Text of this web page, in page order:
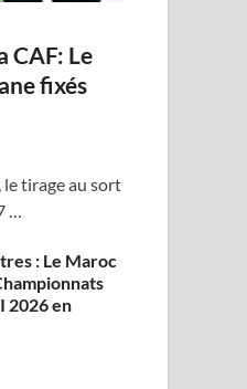
CAF: Le
fixés
le tirage au sort
: Le Maroc
2026 en